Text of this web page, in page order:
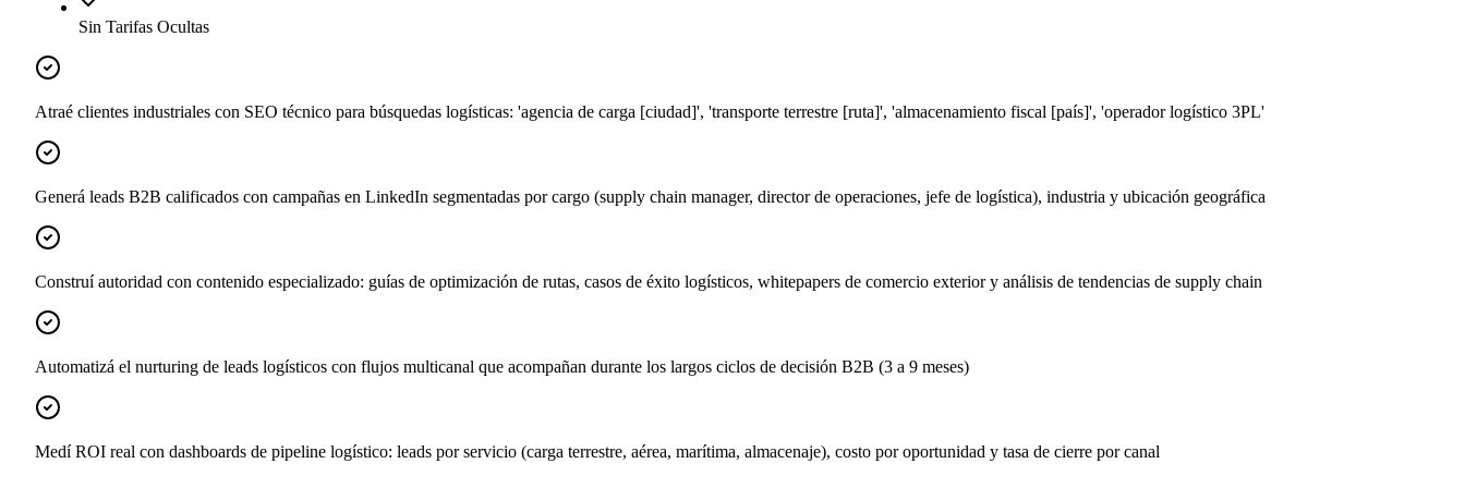
Sin Tarifas Ocultas
Atraé clientes industriales con SEO técnico para búsquedas logísticas: 'agencia de carga [ciudad]', 'transporte terrestre [ruta]', 'almacenamiento fiscal [país]', 'operador logístico 3PL'
Generá leads B2B calificados con campañas en LinkedIn segmentadas por cargo (supply chain manager, director de operaciones, jefe de logística), industria y ubicación geográfica
Construí autoridad con contenido especializado: guías de optimización de rutas, casos de éxito logísticos, whitepapers de comercio exterior y análisis de tendencias de supply chain
Automatizá el nurturing de leads logísticos con flujos multicanal que acompañan durante los largos ciclos de decisión B2B (3 a 9 meses)
Medí ROI real con dashboards de pipeline logístico: leads por servicio (carga terrestre, aérea, marítima, almacenaje), costo por oportunidad y tasa de cierre por canal